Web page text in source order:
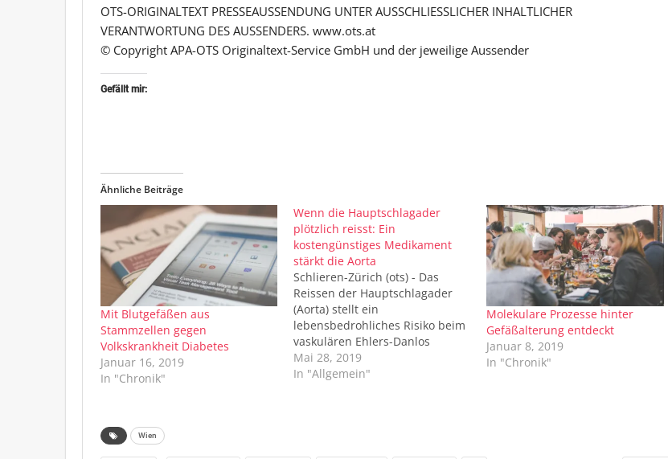
OTS-ORIGINALTEXT PRESSEAUSSENDUNG UNTER AUSSCHLIESSLICHER INHALTLICHER
VERANTWORTUNG DES AUSSENDERS. www.ots.at
© Copyright APA-OTS Originaltext-Service GmbH und der jeweilige Aussender
Gefällt mir:
Ähnliche Beiträge
Mit Blutgefäßen aus
Stammzellen gegen
Volkskrankheit Diabetes
Januar 16, 2019
In "Chronik"
Wenn die Hauptschlagader
plötzlich reisst: Ein
kostengünstiges Medikament
stärkt die Aorta
Schlieren-Zürich (ots) - Das
Reissen der Hauptschlagader
(Aorta) stellt ein
lebensbedrohliches Risiko beim
vaskulären Ehlers-Danlos
Syndrom - eine seltene und
genetisch bedingte
stärkt und aktuell die beste
Mai 28, 2019
In "Allgemein"
Molekulare Prozesse hinter
Gefäßalterung entdeckt
Januar 8, 2019
In "Chronik"
Wien